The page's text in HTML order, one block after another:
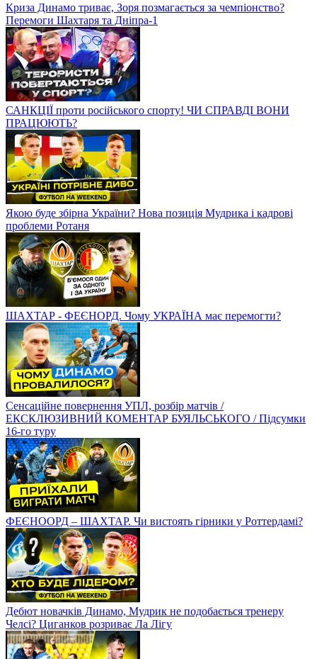
Криза Динамо триває, Зоря позмагається за чемпіонство?
Перемоги Шахтаря та Дніпра-1
САНКЦІЇ проти російського спорту! ЧИ СПРАВДІ ВОНИ
ПРАЦЮЮТЬ?
Якою буде збірна України? Нова позиція Мудрика і кадрові
проблеми Ротаня
ШАХТАР - ФЕЄНОРД. Чому УКРАЇНА має перемогти?
Сенсаційне повернення УПЛ, розбір матчів /
ЕКСКЛЮЗИВНИЙ КОМЕНТАР БУЯЛЬСЬКОГО / Підсумки
16-го туру
ФЕЄНООРД – ШАХТАР. Чи вистоять гірники у Роттердамі?
Дебют новачків Динамо, Мудрик не подобається тренеру
Челсі? Циганков розриває Ла Лігу